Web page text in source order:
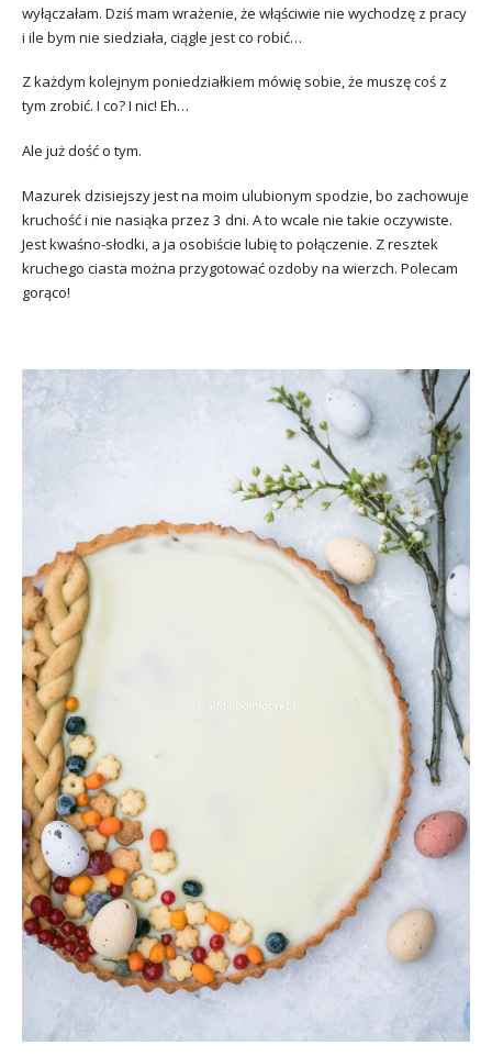
wyłączałam. Dziś mam wrażenie, że włąściwie nie wychodzę z pracy
i ile bym nie siedziała, ciągle jest co robić…
Z każdym kolejnym poniedziałkiem mówię sobie, że muszę coś z
tym zrobić. I co? I nic! Eh…
Ale już dość o tym.
Mazurek dzisiejszy jest na moim ulubionym spodzie, bo zachowuje
kruchość i nie nasiąka przez 3 dni. A to wcale nie takie oczywiste.
Jest kwaśno-słodki, a ja osobiście lubię to połączenie. Z resztek
kruchego ciasta można przygotować ozdoby na wierzch. Polecam
gorąco!